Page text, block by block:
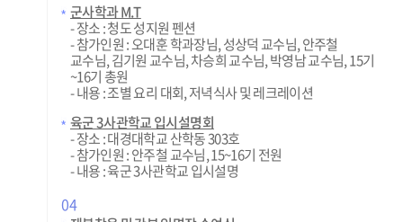
군사학과 M.T
- 장소 : 청도 성지원 펜션
- 참가인원 : 오대훈 학과장님, 성상덕 교수님, 안주철
교수님, 김기원 교수님, 차승희 교수님, 박영남 교수님, 15기
~16기 총원
- 내용 : 조별 요리 대회, 저녁식사 및 레크레이션
육군 3사관학교 입시설명회
- 장소 : 대경대학교 산학동 303호
- 참가인원 : 안주철 교수님, 15~16기 전원
- 내용 : 육군 3사관학교 입시설명
04